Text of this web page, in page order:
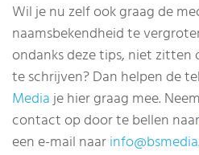
Wil je nu zelf ook graag de
naamsbekendheid te
ondanks deze tips, niet zitten
te schrijven? Dan helpen de
Mediaje hier graag mee.
contact op door te bellen naar
een e-mail naar